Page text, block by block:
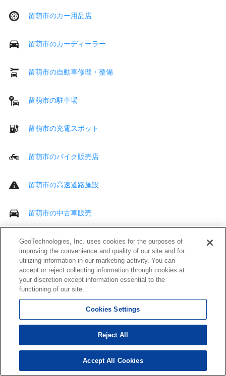
留萌市のカー用品店
留萌市のカーディーラー
留萌市の自動車修理・整備
留萌市の駐車場
留萌市の充電スポット
留萌市のバイク販売店
留萌市の高速道路施設
留萌市の中古車販売
留萌市の道の駅
留萌市のその他 車・交通
留萌市の病院
留萌市の歯科
GeoTechnologies, Inc. uses cookies for the purposes of
improving the convenience and quality of our site and for
utilizing information in our marketing activity. You can
accept or reject collecting information through cookies at
your discretion except information essential to the
functioning of our site.
Cookies Settings
Reject All
Accept All Cookies